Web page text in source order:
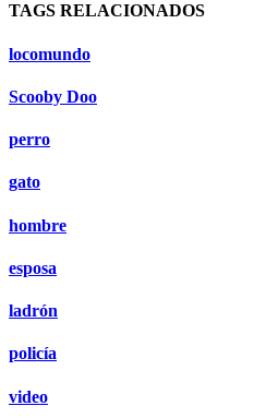
TAGS RELACIONADOS
locomundo
Scooby Doo
perro
gato
hombre
esposa
ladrón
policía
video